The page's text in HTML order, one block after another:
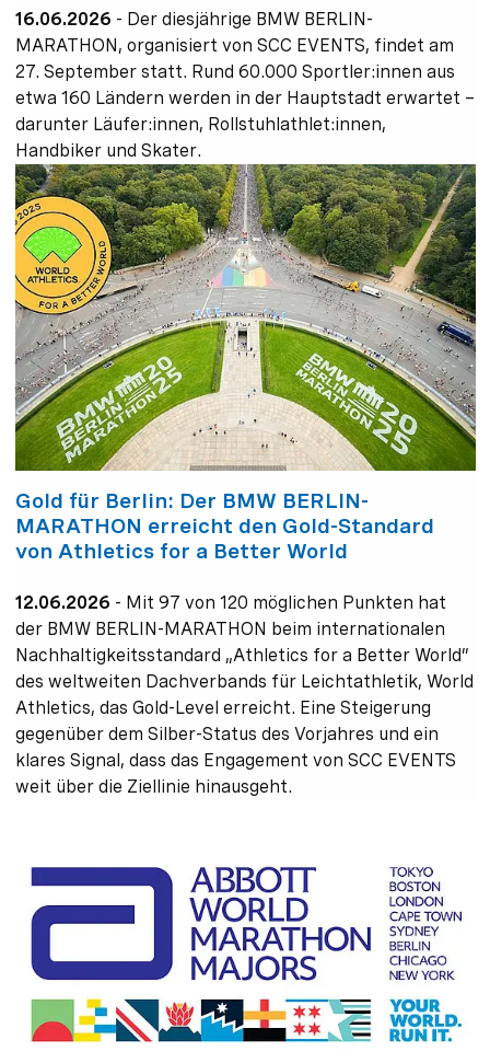
16.06.2026 - Der diesjährige BMW BERLIN-
MARATHON, organisiert von SCC EVENTS, findet am
27. September statt. Rund 60.000 Sportler:innen aus
etwa 160 Ländern werden in der Hauptstadt erwartet –
darunter Läufer:innen, Rollstuhlathlet:innen,
Handbiker und Skater.
Gold für Berlin: Der BMW BERLIN-
MARATHON erreicht den Gold-Standard
von Athletics for a Better World
12.06.2026 - Mit 97 von 120 möglichen Punkten hat
der BMW BERLIN-MARATHON beim internationalen
Nachhaltigkeitsstandard „Athletics for a Better World”
des weltweiten Dachverbands für Leichtathletik, World
Athletics, das Gold-Level erreicht. Eine Steigerung
gegenüber dem Silber-Status des Vorjahres und ein
klares Signal, dass das Engagement von SCC EVENTS
weit über die Ziellinie hinausgeht.